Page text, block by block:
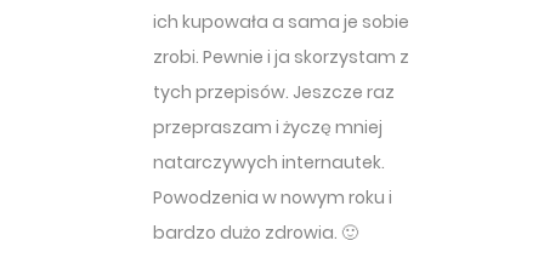
ich kupowała a sama je sobie
zrobi. Pewnie i ja skorzystam z
tych przepisów. Jeszcze raz
przepraszam i życzę mniej
natarczywych internautek.
Powodzenia w nowym roku i
bardzo dużo zdrowia. 🙂